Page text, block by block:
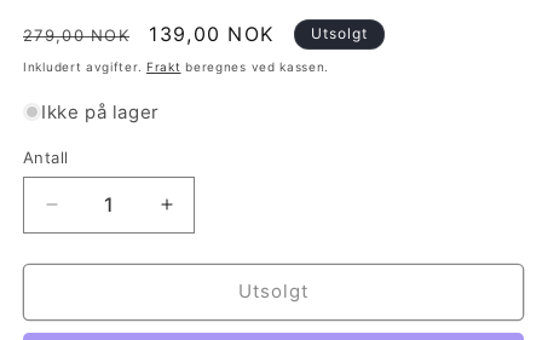
Vanlig
pris
279,00 NOK Salgspris
139,00 NOK Utsolgt
Inkludert avgifter. Frakt beregnes ved kassen.
Ikke på lager
Antall
Antall
antallet
for
Yellow
Øk
antallet
for
Yellow
Utsolgt